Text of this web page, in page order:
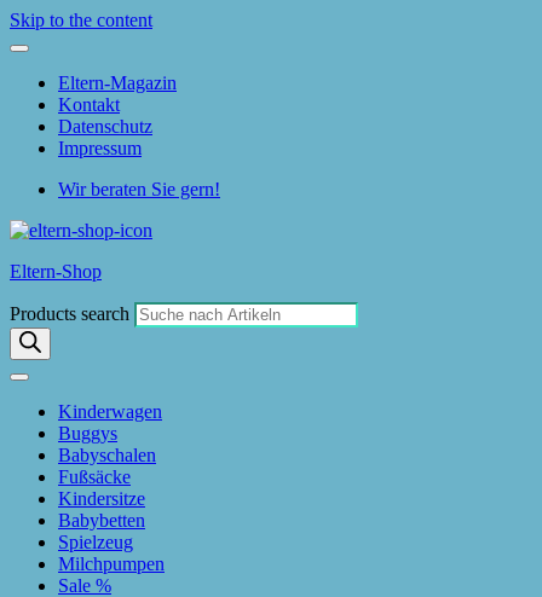
Skip to the content
Eltern-Magazin
Kontakt
Datenschutz
Impressum
Wir beraten Sie gern!
Eltern-Shop
Products search
Kinderwagen
Buggys
Babyschalen
Fußsäcke
Kindersitze
Babybetten
Spielzeug
Milchpumpen
Sale %